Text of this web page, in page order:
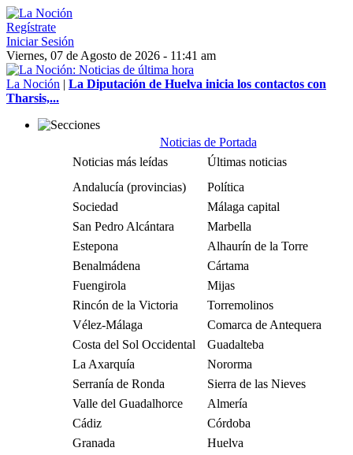
Regístrate
Iniciar Sesión
Viernes, 07 de Agosto de 2026 - 11:41 am
La Noción | La Diputación de Huelva inicia los contactos con
Tharsis,...
Noticias de Portada
Noticias más leídas
Últimas noticias
Andalucía (provincias)
Política
Sociedad
Málaga capital
San Pedro Alcántara
Marbella
Estepona
Alhaurín de la Torre
Benalmádena
Cártama
Fuengirola
Mijas
Rincón de la Victoria
Torremolinos
Vélez-Málaga
Comarca de Antequera
Costa del Sol Occidental
Guadalteba
La Axarquía
Nororma
Serranía de Ronda
Sierra de las Nieves
Valle del Guadalhorce
Almería
Cádiz
Córdoba
Granada
Huelva